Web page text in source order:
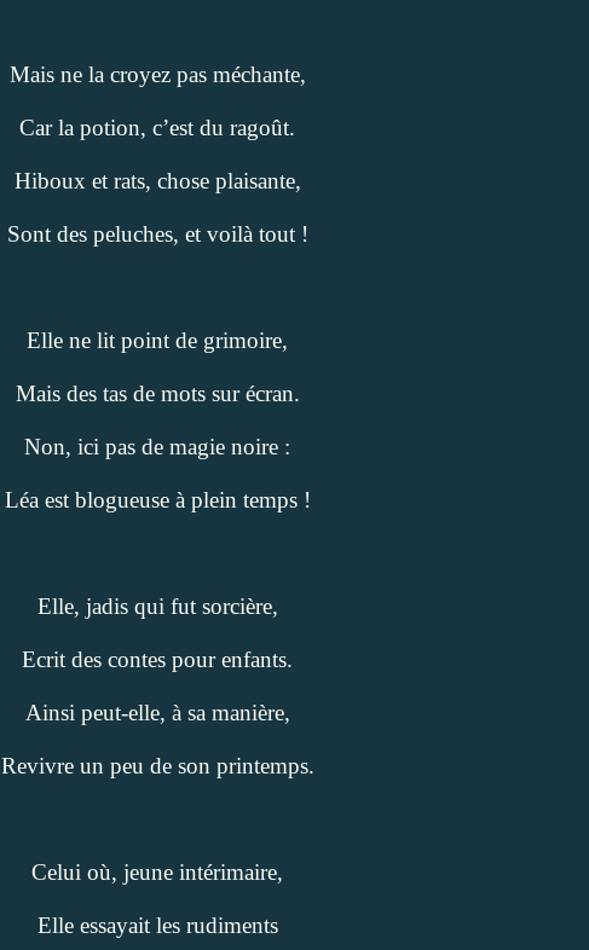
Mais ne la croyez pas méchante,
Car la potion, c’est du ragoût.
Hiboux et rats, chose plaisante,
Sont des peluches, et voilà tout !
Elle ne lit point de grimoire,
Mais des tas de mots sur écran.
Non, ici pas de magie noire :
Léa est blogueuse à plein temps !
Elle, jadis qui fut sorcière,
Ecrit des contes pour enfants.
Ainsi peut-elle, à sa manière,
Revivre un peu de son printemps.
Celui où, jeune intérimaire,
Elle essayait les rudiments